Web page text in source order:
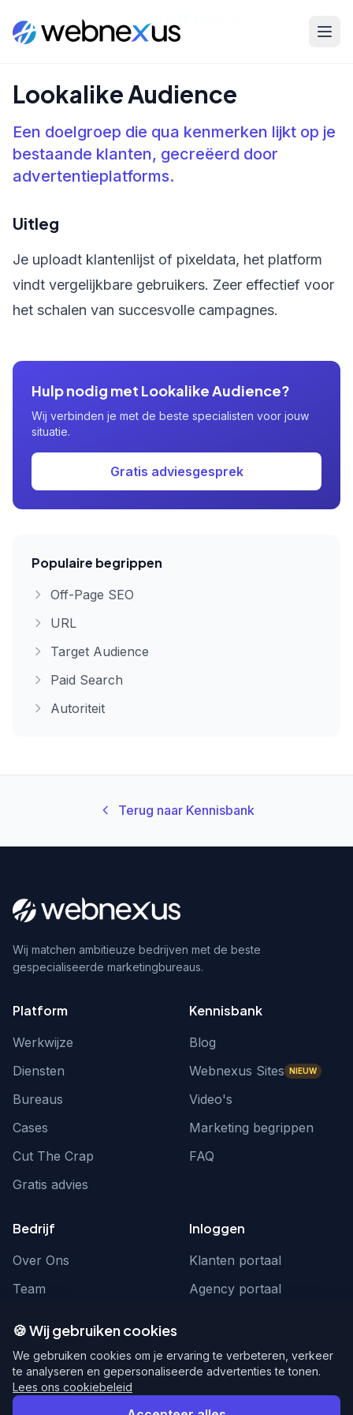
Home Kennisbank Lookalike Audience
Lookalike Audience
Een doelgroep die qua kenmerken lijkt op je
bestaande klanten, gecreëerd door
advertentieplatforms.
Uitleg
Je uploadt klantenlijst of pixeldata, het platform
vindt vergelijkbare gebruikers. Zeer effectief voor
het schalen van succesvolle campagnes.
Hulp nodig met Lookalike Audience?
Wij verbinden je met de beste specialisten voor jouw
situatie.
Gratis adviesgesprek
Populaire begrippen
Off-Page SEO
URL
Target Audience
Paid Search
Autoriteit
Terug naar Kennisbank
Wij matchen ambitieuze bedrijven met de beste
gespecialiseerde marketingbureaus.
Platform
Werkwijze
Diensten
Bureaus
Cases
Cut The Crap
Gratis advies
Kennisbank
Blog
Webnexus Sites NIEUW
Video's
Marketing begrippen
FAQ
Bedrijf
Over Ons
Team
Inloggen
Klanten portaal
Agency portaal
hello@webnexus.nl
085 004 1875
🍪 Wij gebruiken cookies
We gebruiken cookies om je ervaring te verbeteren, verkeer
te analyseren en gepersonaliseerde advertenties te tonen.
Lees ons cookiebeleid